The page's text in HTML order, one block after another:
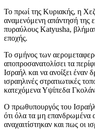
Το πρωί της Κυριακής, η
αναμενόμενη απάντησή της
πυραύλους Katyusha,
εποχής.
Το σμήνος των
αποπροσανατολίσει τα
Ισραήλ και να ανοίξει έναν
ισραηλινές στρατιωτικές
κατεχόμενα Υψίπεδα
Ο πρωθυπουργός του
ότι όλα τα μη
αναχαιτίστηκαν και πως οι